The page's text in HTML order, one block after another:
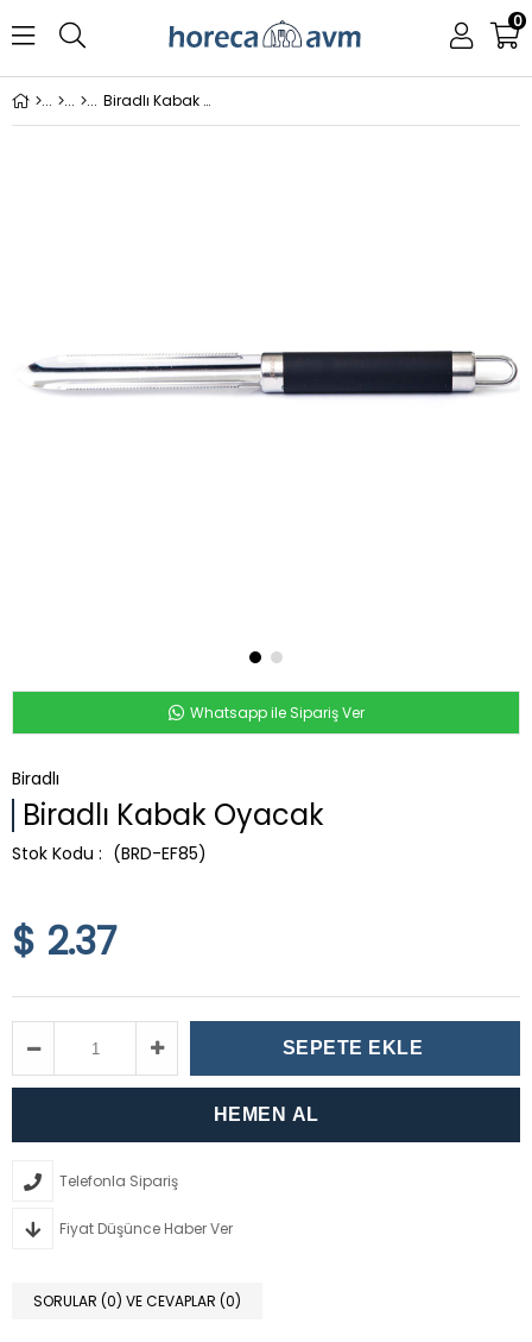
0
Biradlı Kabak Oyacak
Whatsapp ile Sipariş Ver
Biradlı
Biradlı Kabak Oyacak
(BRD-EF85)
$ 2.37
Telefonla Sipariş
Fiyat Düşünce Haber Ver
SORULAR (0) VE CEVAPLAR (0)